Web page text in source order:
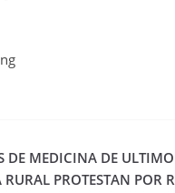
DE MEDICINA DE
PROTESTAN POR